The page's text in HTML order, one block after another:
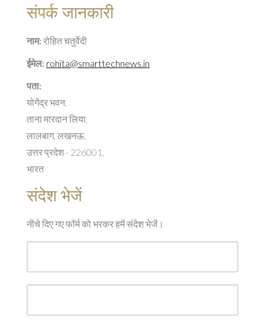
संपर्क जानकारी
नाम: रोहित चतुर्वेदी
ईमेल: rohita@smarttechnews.in
पता:
योगेंद्र भवन,
ताना मारदान लिया,
लालबाग, लखनऊ,
उत्तर प्रदेश - 226001,
भारत
संदेश भेजें
नीचे दिए गए फॉर्म को भरकर हमें संदेश भेजें।